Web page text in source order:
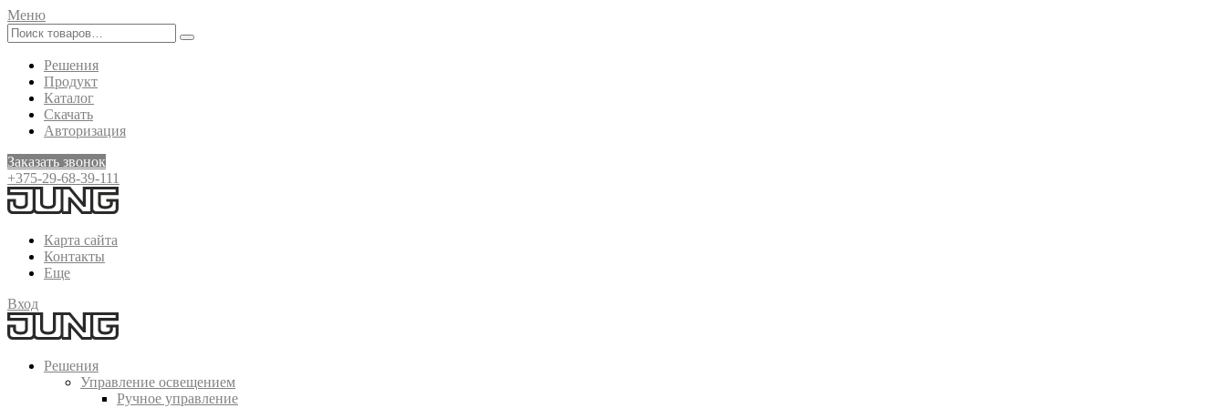
Меню
Решения
Продукт
Каталог
Скачать
Авторизация
Заказать звонок
+375-29-68-39-111
Карта сайта
Контакты
Еще
Вход
Решения
Управление освещением
Ручное управление